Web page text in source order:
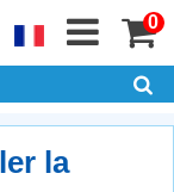
0
la